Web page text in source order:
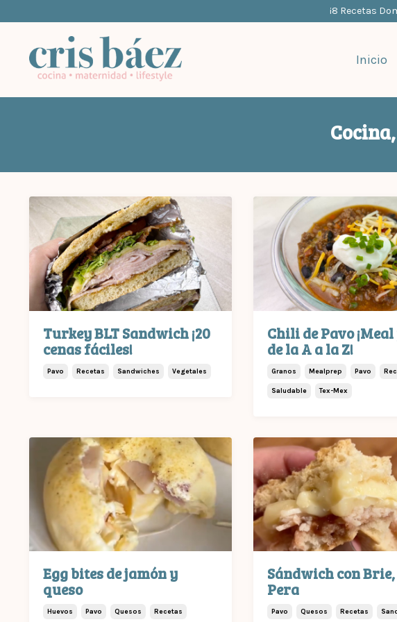
¡8 Recetas
Inicio
Turkey BLT Sandwich ¡20
cenas fáciles!
Pavo Recetas Sandwiches Vegetales
Chili de Pavo
de la A a la Z!
Granos Mealprep Pavo
Saludable Tex-Mex
Egg bites de jamón y
queso
Huevos Pavo Quesos Recetas
Sándwich con
Pera
Pavo Quesos Recetas